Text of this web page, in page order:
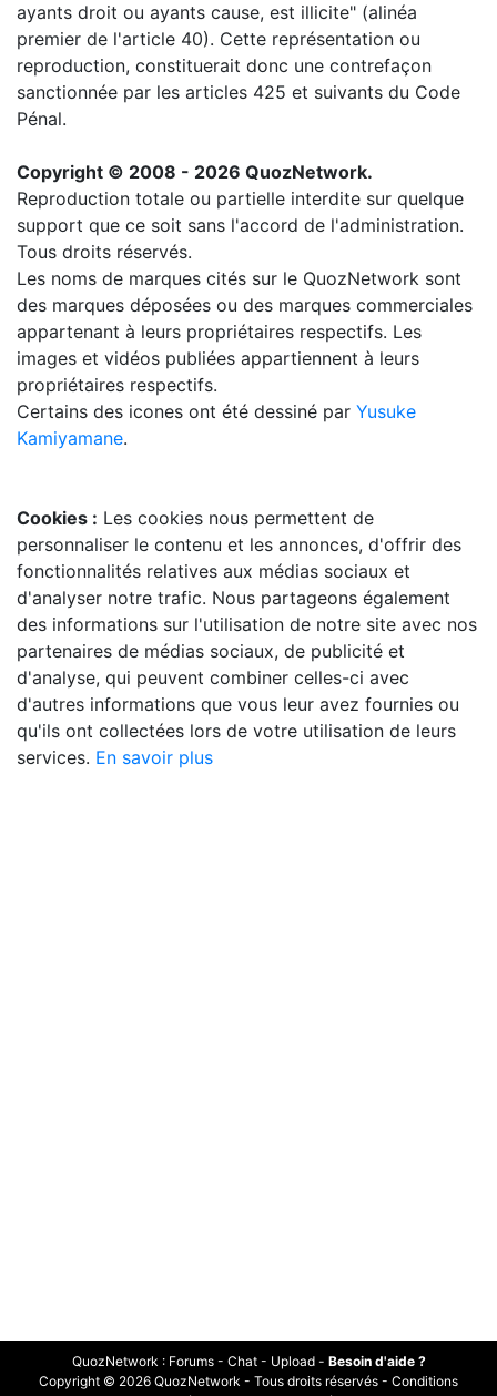
ayants droit ou ayants cause, est illicite" (alinéa
premier de l'article 40). Cette représentation ou
reproduction, constituerait donc une contrefaçon
sanctionnée par les articles 425 et suivants du Code
Pénal.
Copyright © 2008 - 2026 QuozNetwork.
Reproduction totale ou partielle interdite sur quelque
support que ce soit sans l'accord de l'administration.
Tous droits réservés.
Les noms de marques cités sur le QuozNetwork sont
des marques déposées ou des marques commerciales
appartenant à leurs propriétaires respectifs. Les
images et vidéos publiées appartiennent à leurs
propriétaires respectifs.
Certains des icones ont été dessiné par Yusuke
Kamiyamane.
Cookies : Les cookies nous permettent de
personnaliser le contenu et les annonces, d'offrir des
fonctionnalités relatives aux médias sociaux et
d'analyser notre trafic. Nous partageons également
des informations sur l'utilisation de notre site avec nos
partenaires de médias sociaux, de publicité et
d'analyse, qui peuvent combiner celles-ci avec
d'autres informations que vous leur avez fournies ou
qu'ils ont collectées lors de votre utilisation de leurs
services. En savoir plus
QuozNetwork : Forums- Chat- Upload- Besoin d'aide ?
Copyright © 2026 QuozNetwork - Tous droits réservés - Conditions